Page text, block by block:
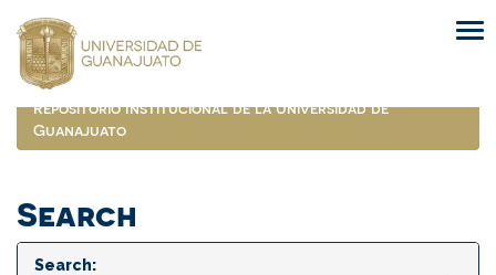
navigation
Repositorio Institucional de la Universidad de
Guanajuato
Search
Search: